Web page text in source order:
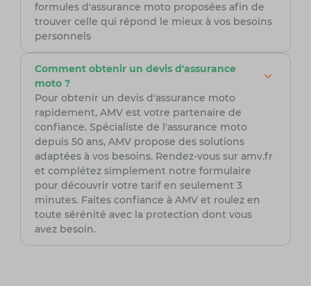
formules d'assurance moto proposées afin de
trouver celle qui répond le mieux à vos besoins
personnels
Comment obtenir un devis d'assurance
moto ?
Pour obtenir un devis d'assurance moto
rapidement, AMV est votre partenaire de
confiance. Spécialiste de l'assurance moto
depuis 50 ans, AMV propose des solutions
adaptées à vos besoins. Rendez-vous sur amv.fr
et complétez simplement notre formulaire
pour découvrir votre tarif en seulement 3
minutes. Faites confiance à AMV et roulez en
toute sérénité avec la protection dont vous
avez besoin.